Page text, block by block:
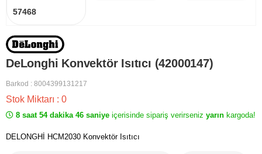
57468
DeLonghi Konvektör Isıtıcı (42000147)
Barkod : 8004399131217
Stok Miktarı : 0
8 saat 54 dakika 46 saniye içerisinde sipariş verirseniz yarın kargoda!
DELONGHİ HCM2030 Konvektör Isıtıcı